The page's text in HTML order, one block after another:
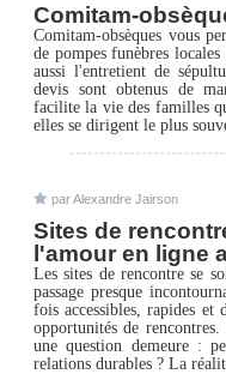
Comitam-
Comitam-obsèques vous
de pompes funèbres
aussi l'entretient de
devis sont obtenus de
facilite la vie des familles
elles se dirigent le plus
par Alexandre Jairson
Sites de
l'amour en ligne
Les sites de rencontre se
passage presque
fois accessibles, rapides
opportunités de
une question demeure :
relations durables ? La